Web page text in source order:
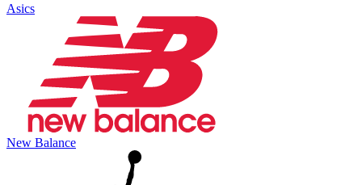
Asics
New Balance